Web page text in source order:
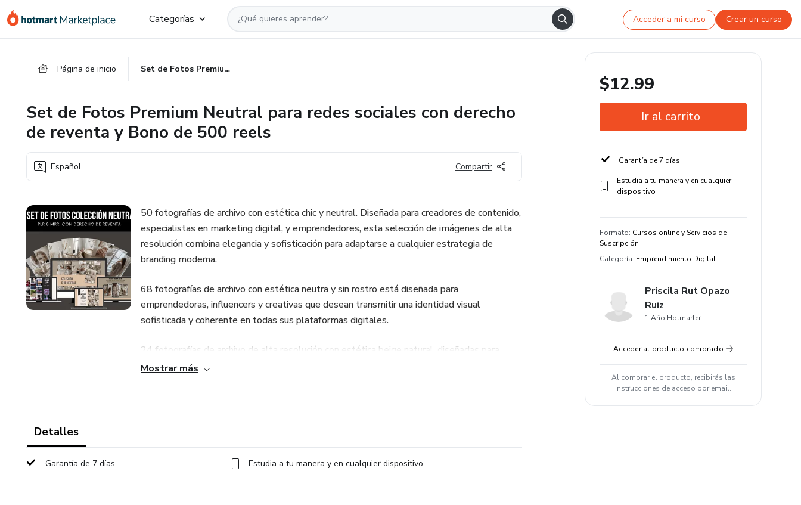
Categorías Acceder a mi curso Crear un curso
Página de inicio Set de Fotos Premium Neutral para redes sociales con derecho de reventa y Bono de 500 reels
Set de Fotos Premium Neutral para redes sociales con derecho
de reventa y Bono de 500 reels
Español Compartir
50 fotografías de archivo con estética chic y neutral. Diseñada para creadores de contenido,
especialistas en marketing digital, y emprendedores, esta selección de imágenes de alta
resolución combina elegancia y sofisticación para adaptarse a cualquier estrategia de
branding moderna.
68 fotografías de archivo con estética neutra y sin rostro está diseñada para
emprendedoras, influencers y creativas que desean transmitir una identidad visual
sofisticada y coherente en todas sus plataformas digitales.
24 fotografías de archivo de alta resolución con estética beige natural, diseñadas para
emprendedores, creativos y especialistas en marketing. Estas imágenes, generadas con
✔️ Versatilidad y Elegancia:
Mostrar más
Detalles
Garantía de 7 días Estudia a tu manera y en cualquier dispositivo
$12.99
Ir al carrito
Garantía de 7 días
Estudia a tu manera y en cualquier
dispositivo
Formato: Cursos online y Servicios de
Suscripción
Categoría: Emprendimiento Digital
Priscila Rut Opazo
Ruiz
1 Año Hotmarter
Acceder al producto comprado
Al comprar el producto, recibirás las
instrucciones de acceso por email.